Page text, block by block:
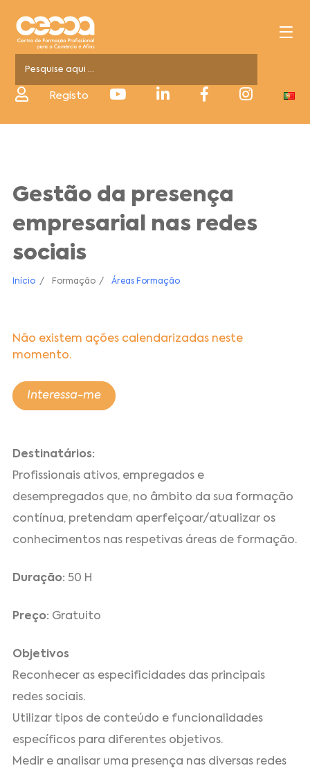
Registo
Gestão da presença
empresarial nas redes
sociais
Início Formação Áreas Formação
Não existem ações calendarizadas neste
momento.
Interessa-me
Destinatários:
Profissionais ativos, empregados e
desempregados que, no âmbito da sua formação
contínua, pretendam aperfeiçoar/atualizar os
conhecimentos nas respetivas áreas de formação.
Duração: 50 H
Preço: Gratuito
Objetivos
Reconhecer as especificidades das principais
redes sociais.
Utilizar tipos de conteúdo e funcionalidades
específicos para diferentes objetivos.
Medir e analisar uma presença nas diversas redes